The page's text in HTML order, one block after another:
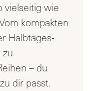
vielseitig wie
kompakten
Halbtages-
zu
– du
dir passt.